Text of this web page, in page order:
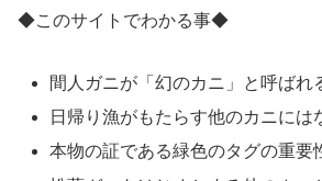
◆このサイトでわかる事◆
間人ガニが「幻のカニ」と呼ばれ
日帰り漁がもたらす他のカニには
本物の証である緑色のタグの重要